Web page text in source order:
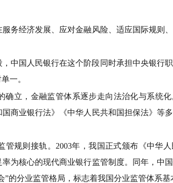
经济发展、应对金融风险、适应国际规则
国人民银行在这个阶段同时承担中央银行
一。
立，金融监管体系逐步走向法治化与系统化
商业银行法》《中华人民共和国担保法》等
规则接轨。2003年，我国正式颁布《中华人
为核心的现代商业银行监管制度。同年，中
的分业监管格局，标志着我国分业监管体系基